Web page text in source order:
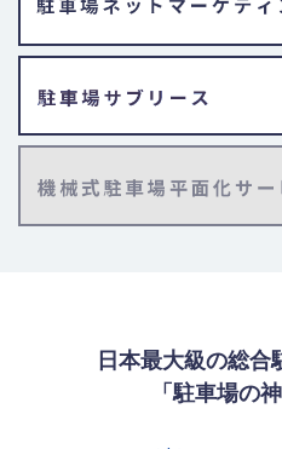
日本最大級の総合
「駐車場の